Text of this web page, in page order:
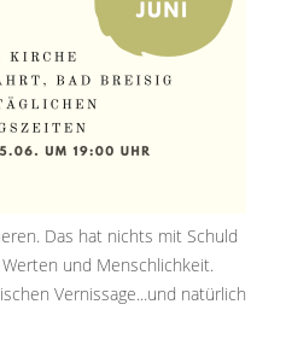
Das hat nichts mit Schuld
und Menschlichkeit.
Vernissage...und natürlich